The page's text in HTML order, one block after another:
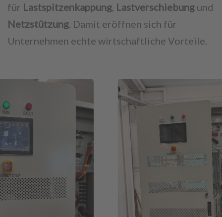
für Lastspitzenkappung Lastverschiebung und
Netzstützung . Damit eröffnen sich für
Unternehmen echte wirtschaftliche Vorteile.